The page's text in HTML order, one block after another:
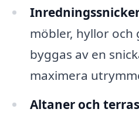
möbler, hyllor
byggas av en
maximera
Altaner och